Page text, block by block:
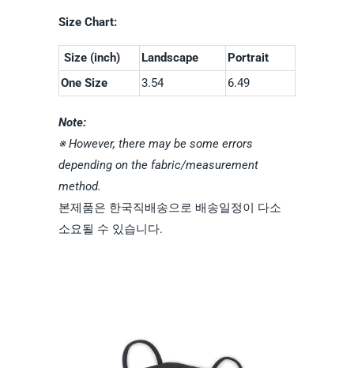
Size Chart:
Size (inch) Landscape
Portrait
One Size
3.54 6.49
Note:
※ However, there may be some errors
depending on the fabric/measurement
method.
본제품은 한국직배송으로 배송일정이 다소
소요될 수 있습니다.